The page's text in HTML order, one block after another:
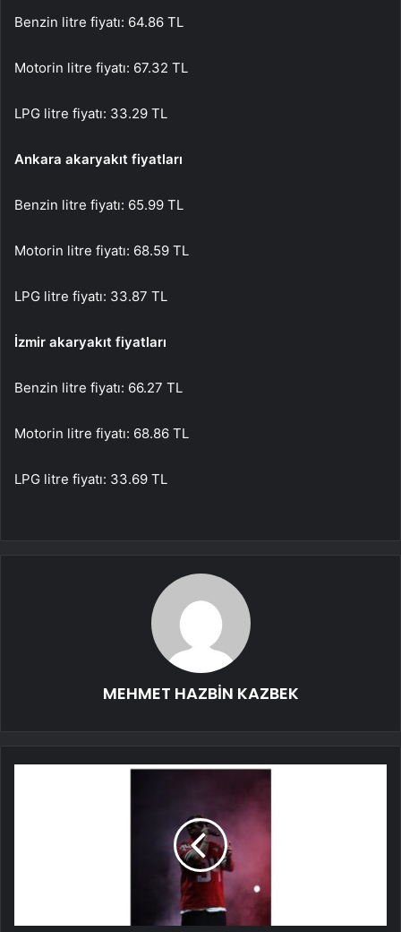
Benzin litre fiyatı: 64.86 TL
Motorin litre fiyatı: 67.32 TL
LPG litre fiyatı: 33.29 TL
Ankara akaryakıt fiyatları
Benzin litre fiyatı: 65.99 TL
Motorin litre fiyatı: 68.59 TL
LPG litre fiyatı: 33.87 TL
İzmir akaryakıt fiyatları
Benzin litre fiyatı: 66.27 TL
Motorin litre fiyatı: 68.86 TL
LPG litre fiyatı: 33.69 TL
MEHMET HAZBİN KAZBEK